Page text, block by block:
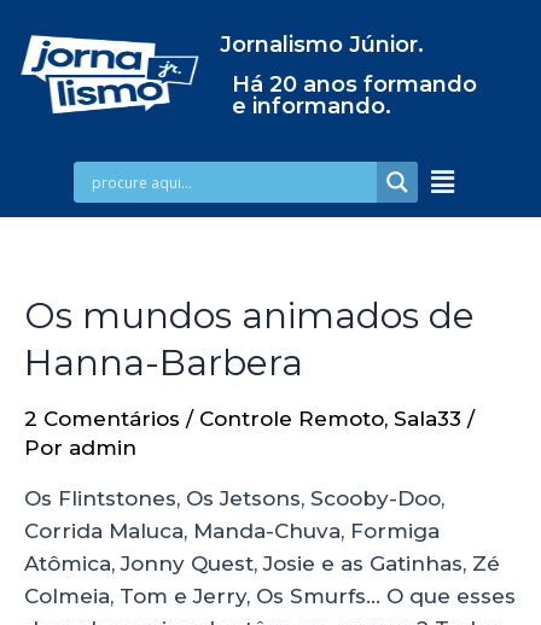
Jornalismo Júnior.
Há 20 anos formando
e informando.
Os mundos animados de
Hanna-Barbera
2 Comentários / Controle Remoto, Sala33 /
Por admin
Os Flintstones, Os Jetsons, Scooby-Doo,
Corrida Maluca, Manda-Chuva, Formiga
Atômica, Jonny Quest, Josie e as Gatinhas, Zé
Colmeia, Tom e Jerry, Os Smurfs… O que esses